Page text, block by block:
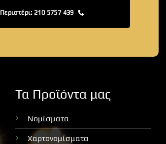
Περιστέρι: 210 5757 439
Τα Προϊόντα μας
Νομίσματα
Χαρτονομίσματα